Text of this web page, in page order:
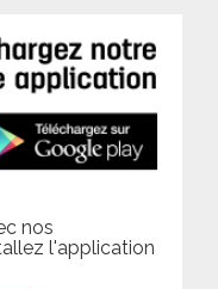
nos
l'application